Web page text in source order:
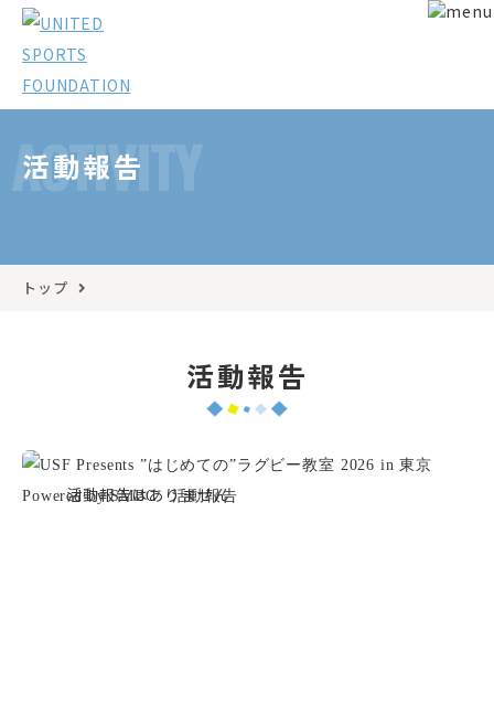
ACTIVITY
活動報告
トップ
活動報告